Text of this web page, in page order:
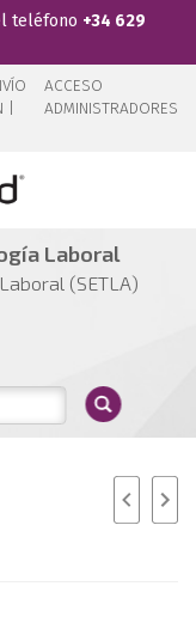
teléfono +34 629
ACCESO
ADMINISTRADORES
Laboral
(SETLA)